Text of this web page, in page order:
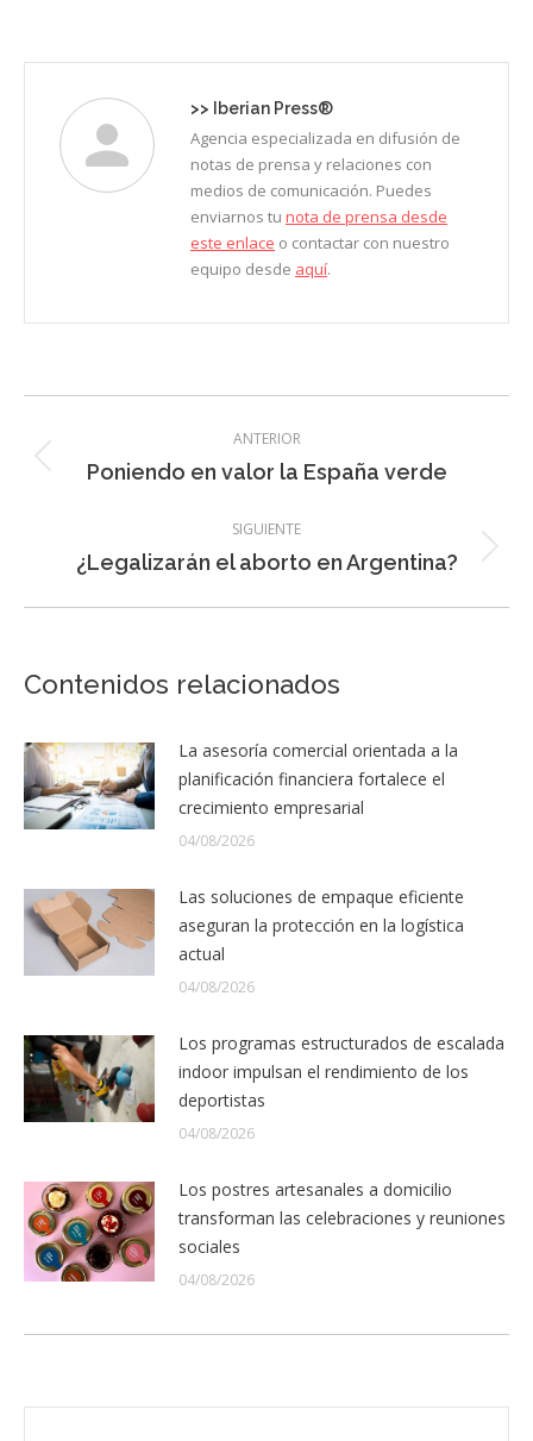
>> Iberian Press®
Agencia especializada en difusión de
notas de prensa y relaciones con
medios de comunicación. Puedes
enviarnos tu nota de prensa desde
este enlace o contactar con nuestro
equipo desde aquí.
entre
ANTERIOR
Entrada
Poniendo en valor la España verde
SIGUIENTE
Entrada
¿Legalizarán el aborto en Argentina?
Contenidos relacionados
La asesoría comercial orientada a la
planificación financiera fortalece el
crecimiento empresarial
04/08/2026
Las soluciones de empaque eficiente
aseguran la protección en la logística
actual
04/08/2026
Los programas estructurados de escalada
indoor impulsan el rendimiento de los
deportistas
04/08/2026
Los postres artesanales a domicilio
transforman las celebraciones y reuniones
sociales
04/08/2026